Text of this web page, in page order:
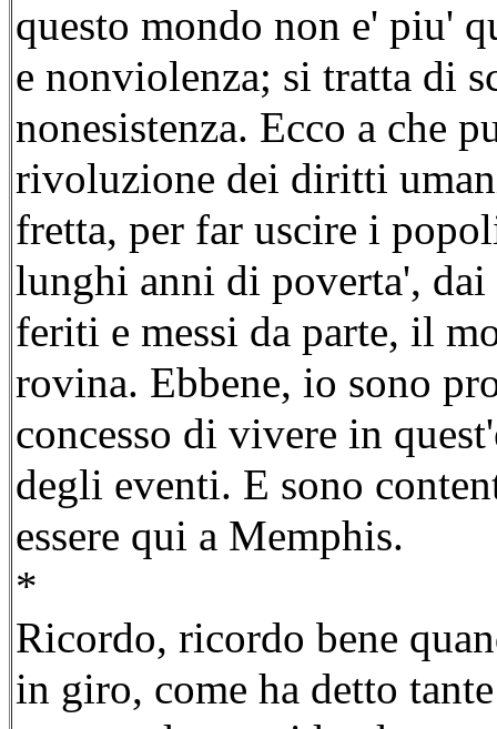
questo mondo non e' piu'
e nonviolenza; si tratta di
nonesistenza. Ecco a che
rivoluzione dei diritti
fretta, per far uscire i
lunghi anni di poverta',
feriti e messi da parte, il
rovina. Ebbene, io sono
concesso di vivere in
degli eventi. E sono
essere qui a Memphis.
*
Ricordo, ricordo bene
in giro, come ha detto